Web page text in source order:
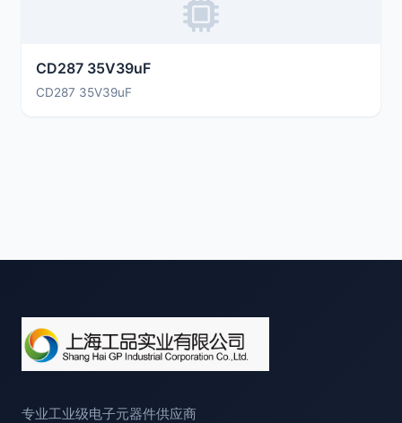
CD287 35V39uF
CD287 35V39uF
专业工业级电子元器件供应商